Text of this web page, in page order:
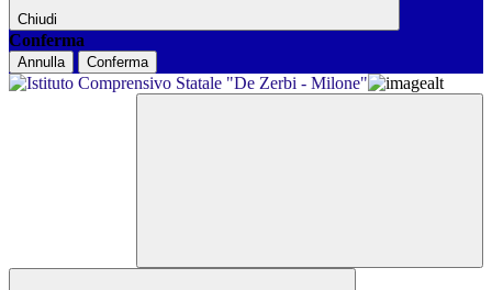
Chiudi
Conferma
Annulla Conferma